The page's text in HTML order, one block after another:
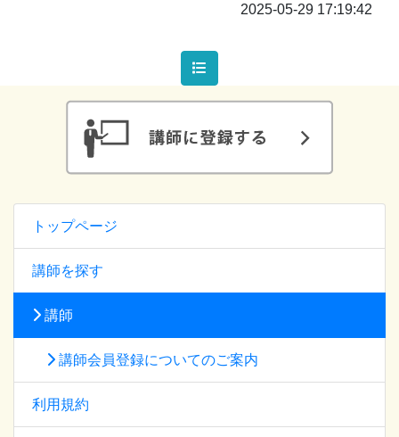
トップページ
講師を探す
講師
講師会員登録についてのご案内
利用規約
2025-05-29 17:19:42